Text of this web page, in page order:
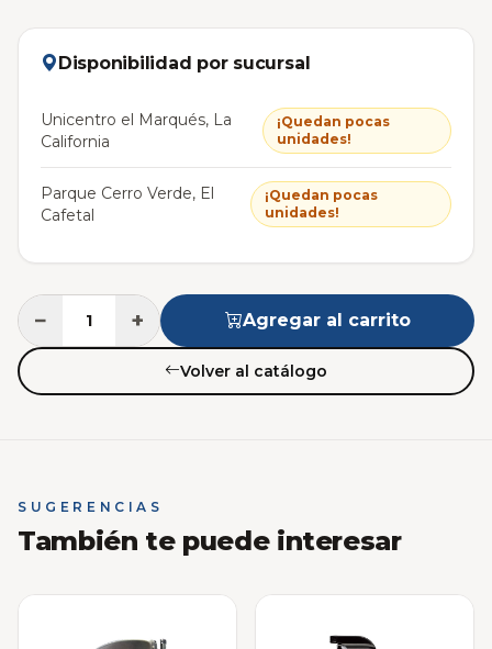
Disponibilidad por sucursal
Unicentro el Marqués, La
California
¡Quedan pocas
unidades!
Parque Cerro Verde, El
Cafetal
¡Quedan pocas
unidades!
− + Agregar al carrito
Volver al catálogo
SUGERENCIAS
También te puede interesar